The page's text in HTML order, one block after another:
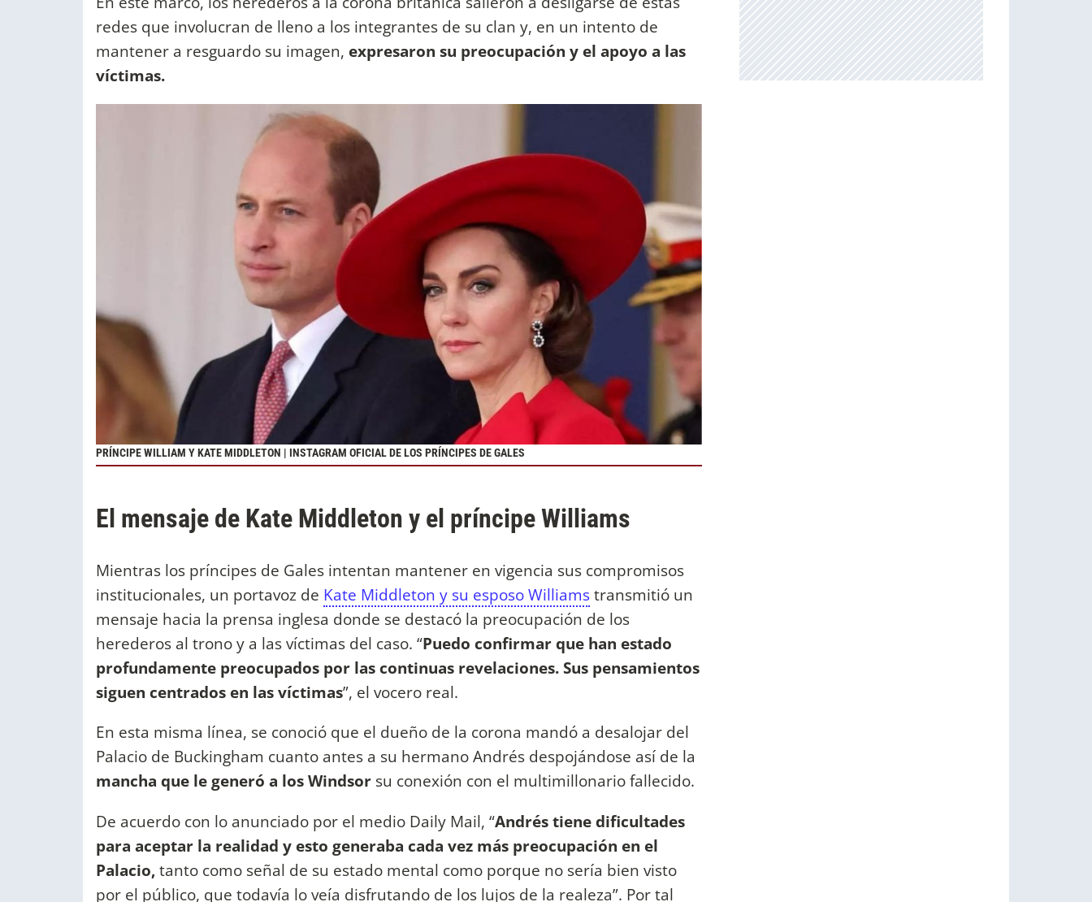
redes que involucran de lleno a los integrantes de su clan y, en un intento de
mantener a resguardo su imagen, expresaron su preocupación y el apoyo a las
víctimas.
PRÍNCIPE WILLIAM Y KATE MIDDLETON | INSTAGRAM OFICIAL DE LOS PRÍNCIPES DE GALES
El mensaje de Kate Middleton y el príncipe Williams
Mientras los príncipes de Gales intentan mantener en vigencia sus compromisos
institucionales, un portavoz de Kate Middleton y su esposo Williamstransmitió un
mensaje hacia la prensa inglesa donde se destacó la preocupación de los
herederos al trono y a las víctimas del caso. “Puedo confirmar que han estado
profundamente preocupados por las continuas revelaciones. Sus pensamientos
siguen centrados en las víctimas”, el vocero real.
En esta misma línea, se conoció que el dueño de la corona mandó a desalojar del
Palacio de Buckingham cuanto antes a su hermano Andrés despojándose así de la
mancha que le generó a los Windsor su conexión con el multimillonario fallecido.
De acuerdo con lo anunciado por el medio Daily Mail, “Andrés tiene dificultades
para aceptar la realidad y esto generaba cada vez más preocupación en el
Palacio,tanto como señal de su estado mental como porque no sería bien visto
por el público, que todavía lo veía disfrutando de los lujos de la realeza”. Por tal